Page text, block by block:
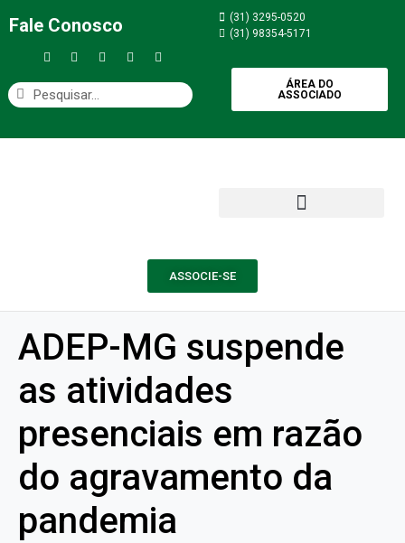
Fale Conosco
(31) 3295-0520
(31) 98354-5171
ÁREA DO
ASSOCIADO
ASSOCIE-SE
ADEP-MG suspende
as atividades
presenciais em razão
do agravamento da
pandemia